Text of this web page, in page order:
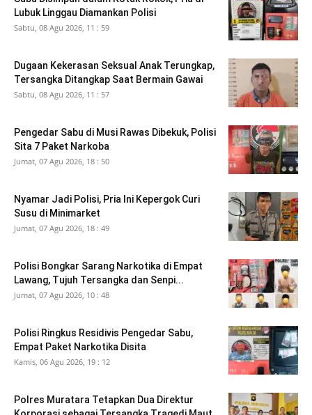
Lubuk Linggau Diamankan Polisi
Sabtu, 08 Agu 2026, 11 : 59
Dugaan Kekerasan Seksual Anak Terungkap,
Tersangka Ditangkap Saat Bermain Gawai
Sabtu, 08 Agu 2026, 11 : 57
Pengedar Sabu di Musi Rawas Dibekuk, Polisi
Sita 7 Paket Narkoba
Jumat, 07 Agu 2026, 18 : 50
Nyamar Jadi Polisi, Pria Ini Kepergok Curi
Susu di Minimarket
Jumat, 07 Agu 2026, 18 : 49
Polisi Bongkar Sarang Narkotika di Empat
Lawang, Tujuh Tersangka dan Senpi...
Jumat, 07 Agu 2026, 10 : 48
Polisi Ringkus Residivis Pengedar Sabu,
Empat Paket Narkotika Disita
Kamis, 06 Agu 2026, 19 : 12
Polres Muratara Tetapkan Dua Direktur